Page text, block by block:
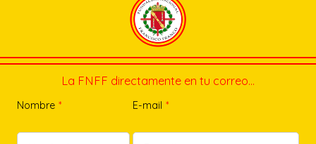
La FNFF directamente en tu correo…
Nombre * E-mail *